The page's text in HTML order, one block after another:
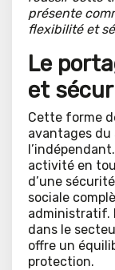
présente
flexibilité et
Le
et
Cette forme
avantages
activité en
d’une
sociale
administratif.
dans le
offre un
protection.